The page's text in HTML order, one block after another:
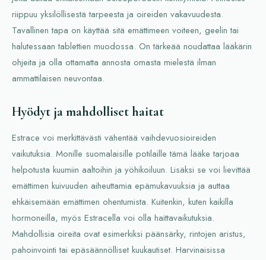
riippuu yksilöllisestä tarpeesta ja oireiden vakavuudesta.
Tavallinen tapa on käyttää sitä emättimeen voiteen, geelin tai
halutessaan tablettien muodossa. On tärkeää noudattaa lääkärin
ohjeita ja olla ottamatta annosta omasta mielestä ilman
ammattilaisen neuvontaa.
Hyödyt ja mahdolliset haitat
Estrace voi merkittävästi vähentää vaihdevuosioireiden
vaikutuksia. Monille suomalaisille potilaille tämä lääke tarjoaa
helpotusta kuumiin aaltoihin ja yöhikoiluun. Lisäksi se voi lievittää
emättimen kuivuuden aiheuttamia epämukavuuksia ja auttaa
ehkäisemään emättimen ohentumista. Kuitenkin, kuten kaikilla
hormoneilla, myös Estracella voi olla haittavaikutuksia.
Mahdollisia oireita ovat esimerkiksi päänsärky, rintojen aristus,
pahoinvointi tai epäsäännölliset kuukautiset. Harvinaisissa